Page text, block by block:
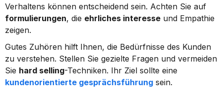
formulierungen, die ehrliches interesse und Empathie
zeigen.
Gutes Zuhören hilft Ihnen, die Bedürfnisse des Kunden
zu verstehen. Stellen Sie gezielte Fragen und vermeiden
Sie hard selling
kundenorientierte gesprächsführung sein.